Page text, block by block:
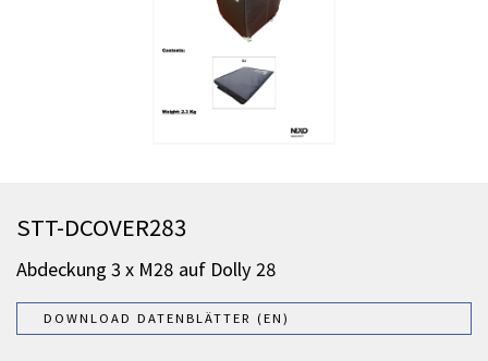
STT-DCOVER283
Abdeckung 3 x M28 auf Dolly 28
DOWNLOAD DATENBLÄTTER (EN)